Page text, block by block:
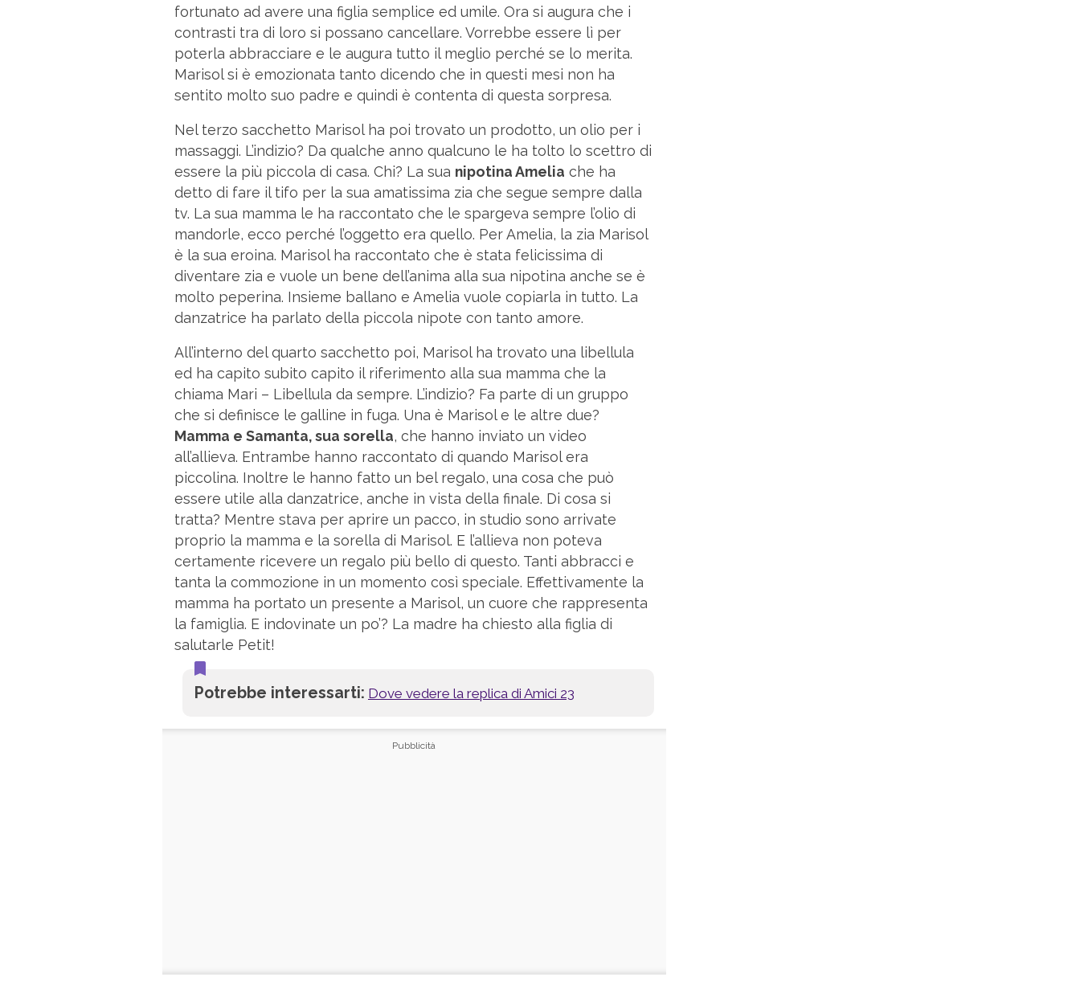
fortunato ad avere una figlia semplice ed umile. Ora si augura che i
contrasti tra di loro si possano cancellare. Vorrebbe essere lì per
poterla abbracciare e le augura tutto il meglio perché se lo merita.
Marisol si è emozionata tanto dicendo che in questi mesi non ha
sentito molto suo padre e quindi è contenta di questa sorpresa.
Nel terzo sacchetto Marisol ha poi trovato un prodotto, un olio per i
massaggi. L’indizio? Da qualche anno qualcuno le ha tolto lo scettro di
essere la più piccola di casa. Chi? La sua nipotina Amelia che ha
detto di fare il tifo per la sua amatissima zia che segue sempre dalla
tv. La sua mamma le ha raccontato che le spargeva sempre l’olio di
mandorle, ecco perché l’oggetto era quello. Per Amelia, la zia Marisol
è la sua eroina. Marisol ha raccontato che è stata felicissima di
diventare zia e vuole un bene dell’anima alla sua nipotina anche se è
molto peperina. Insieme ballano e Amelia vuole copiarla in tutto. La
danzatrice ha parlato della piccola nipote con tanto amore.
All’interno del quarto sacchetto poi, Marisol ha trovato una libellula
ed ha capito subito capito il riferimento alla sua mamma che la
chiama Mari – Libellula da sempre. L’indizio? Fa parte di un gruppo
che si definisce le galline in fuga. Una è Marisol e le altre due?
Mamma e Samanta, sua sorella, che hanno inviato un video
all’allieva. Entrambe hanno raccontato di quando Marisol era
piccolina. Inoltre le hanno fatto un bel regalo, una cosa che può
essere utile alla danzatrice, anche in vista della finale. Di cosa si
tratta? Mentre stava per aprire un pacco, in studio sono arrivate
proprio la mamma e la sorella di Marisol. E l’allieva non poteva
certamente ricevere un regalo più bello di questo. Tanti abbracci e
tanta la commozione in un momento così speciale. Effettivamente la
mamma ha portato un presente a Marisol, un cuore che rappresenta
la famiglia. E indovinate un po’? La madre ha chiesto alla figlia di
salutarle Petit!
Potrebbe interessarti: Dove vedere la replica di Amici 23